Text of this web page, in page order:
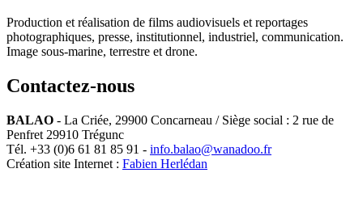
Production et réalisation de films audiovisuels et reportages
photographiques, presse, institutionnel, industriel, communication.
Image sous-marine, terrestre et drone.
Contactez-nous
BALAO - La Criée, 29900 Concarneau / Siège social : 2 rue de
Penfret 29910 Trégunc
Tél. +33 (0)6 61 81 85 91 - info.balao@wanadoo.fr
Création site Internet : Fabien Herlédan